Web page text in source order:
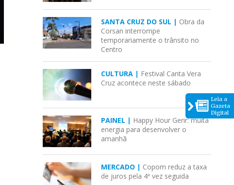
Leia a
Gazeta
Digital
SANTA CRUZ DO SUL | Obra da
Corsan interrompe
temporariamente o trânsito no
Centro
CULTURA | Festival Canta Vera
Cruz acontece neste sábado
PAINEL | Happy Hour Gerir: muita
energia para desenvolver o
amanhã
MERCADO | Copom reduz a taxa
de juros pela 4ª vez seguida